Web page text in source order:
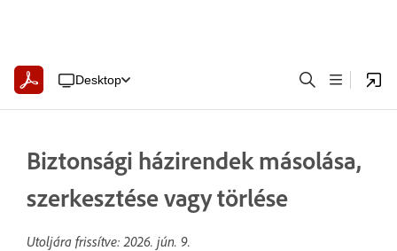
Desktop
Biztonsági házirendek másolása,
szerkesztése vagy törlése
Utoljára frissítve:2026. jún. 9.